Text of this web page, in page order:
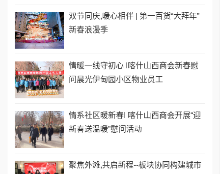
双节同庆,暖心相伴 | 第一百货“大拜年”
新春浪漫季
情暖一线守初心 I喀什山西商会新春慰
问晨光伊甸园小区物业员工
情系社区暖新春I 喀什山西商会开展“迎
新春送温暖”慰问活动
聚焦外滩,共启新程--板块协同构建城市